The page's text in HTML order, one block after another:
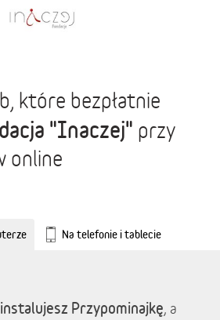
które bezpłatnie
"Inaczej" przy
online
Na telefonie i tablecie
Przypominajkę, a